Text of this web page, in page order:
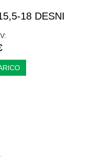
18 DESNI